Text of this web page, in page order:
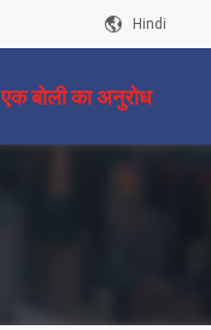
Hindi
एक बोली का अनुरोध